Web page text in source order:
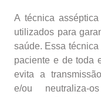
A técnica
utilizados para
saúde. Essa
paciente e de toda
evita a
e/ou